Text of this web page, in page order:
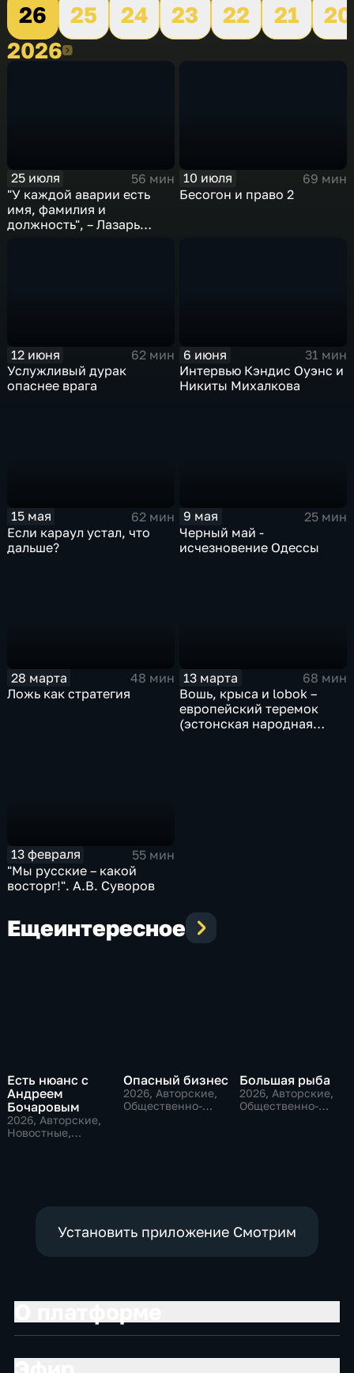
26
25 24 23 22 21
20
20262026
25 июля
56 мин
"У каждой аварии есть
имя, фамилия и
должность", – Лазарь
10 июля
69 мин
Бесогон и право 2
12 июня
62 мин
Услужливый дурак
опаснее врага
6 июня
31 мин
Интервью Кэндис Оуэнс и
Никиты Михалкова
15 мая
62 мин
Если караул устал, что
дальше?
9 мая
25 мин
Черный май -
исчезновение Одессы
28 марта
48 мин
Ложь как стратегия
13 марта
68 мин
Вошь, крыса и lobok –
европейский теремок
(эстонская народная
13 февраля
55 мин
"Мы русские – какой
восторг!". А.В. Суворов
Ещеинтересное
Есть нюанс с
Андреем
Бочаровым
2026, Авторские,
Новостные,
Опасный бизнес
2026, Авторские,
Общественно-
Большая рыба
2026, Авторские,
Общественно-
Установить приложение Смотрим